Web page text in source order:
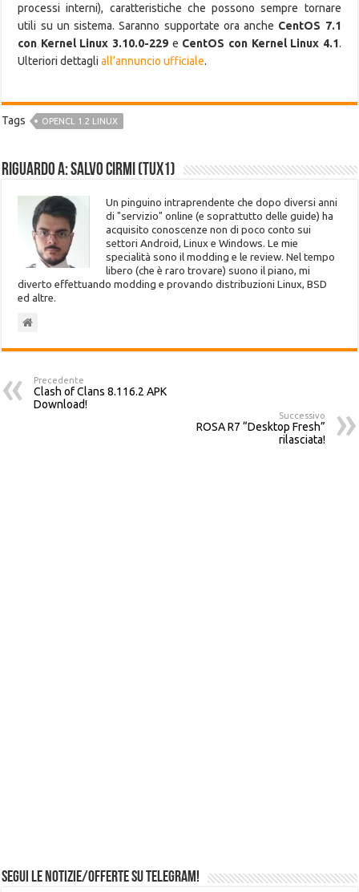
processi interni), caratteristiche che possono sempre tornare
utili su un sistema. Saranno supportate ora anche CentOS 7.1
con Kernel Linux 3.10.0-229 e CentOS con Kernel Linux 4.1.
Ulteriori dettagliall’annuncio ufficiale.
Tags OPENCL 1.2 LINUX
Riguardo a: Salvo Cirmi (Tux1)
Un pinguino intraprendente che dopo diversi anni
di "servizio" online (e soprattutto delle guide) ha
acquisito conoscenze non di poco conto sui
settori Android, Linux e Windows. Le mie
specialità sono il modding e le review. Nel tempo
libero (che è raro trovare) suono il piano, mi
diverto effettuando modding e provando distribuzioni Linux, BSD
ed altre.
Precedente
Clash of Clans 8.116.2 APK
Download!
Successivo
ROSA R7 “Desktop Fresh”
rilasciata!
Segui le notizie/offerte su Telegram!